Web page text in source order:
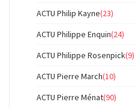
ACTU Philip Kayne(23)
ACTU Philippe Enquin(24)
ACTU Philippe Rosenpick(9)
ACTU Pierre March(10)
ACTU Pierre Ménat(90)